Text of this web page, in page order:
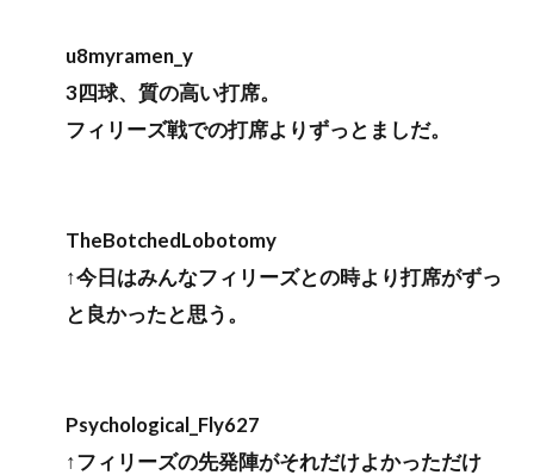
u8myramen_y
3四球、質の高い打席。
フィリーズ戦での打席よりずっとましだ。
TheBotchedLobotomy
↑今日はみんなフィリーズとの時より打席がずっ
と良かったと思う。
Psychological_Fly627
↑フィリーズの先発陣がそれだけよかっただけ